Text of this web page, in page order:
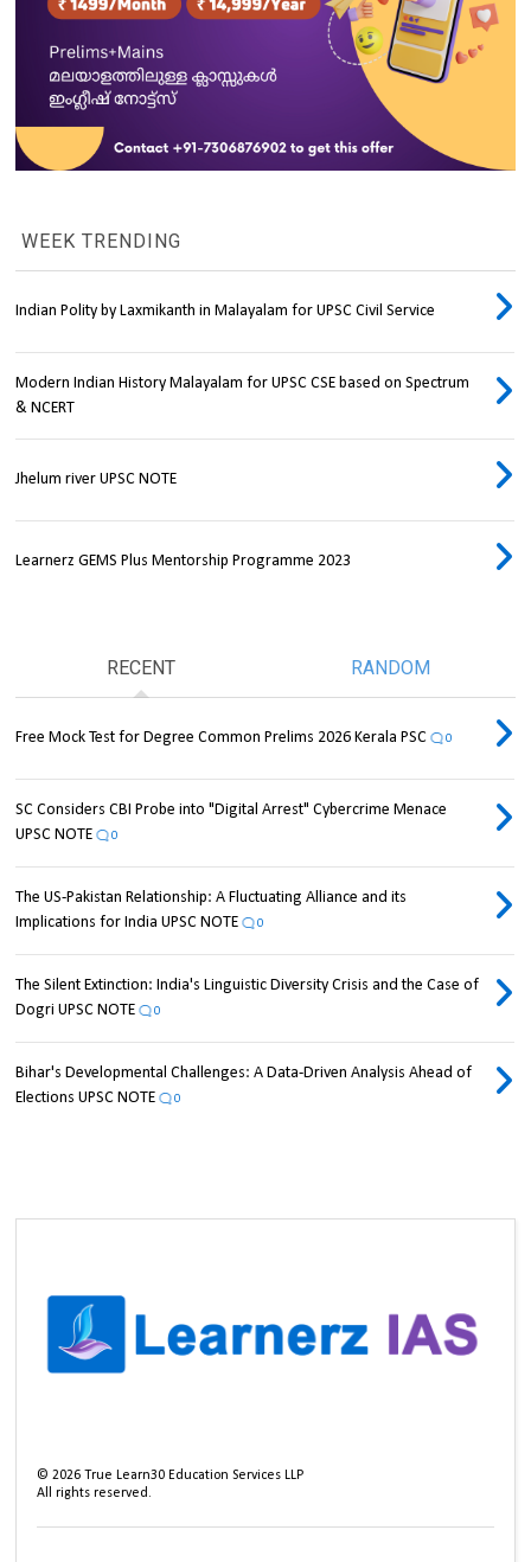
WEEK TRENDING
Indian Polity by Laxmikanth in Malayalam for UPSC Civil Service
Modern Indian History Malayalam for UPSC CSE based on Spectrum
& NCERT
Jhelum river UPSC NOTE
Learnerz GEMS Plus Mentorship Programme 2023
RECENT RANDOM
Free Mock Test for Degree Common Prelims 2026 Kerala PSC 0
SC Considers CBI Probe into "Digital Arrest" Cybercrime Menace
UPSC NOTE
0
The US-Pakistan Relationship: A Fluctuating Alliance and its
Implications for India UPSC NOTE
0
The Silent Extinction: India's Linguistic Diversity Crisis and the Case of
Dogri UPSC NOTE
0
Bihar's Developmental Challenges: A Data-Driven Analysis Ahead of
Elections UPSC NOTE
0
©2026 True Learn30 Education Services LLP
All rights reserved.